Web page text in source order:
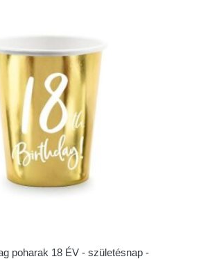
poharak 18 ÉV - születésnap -